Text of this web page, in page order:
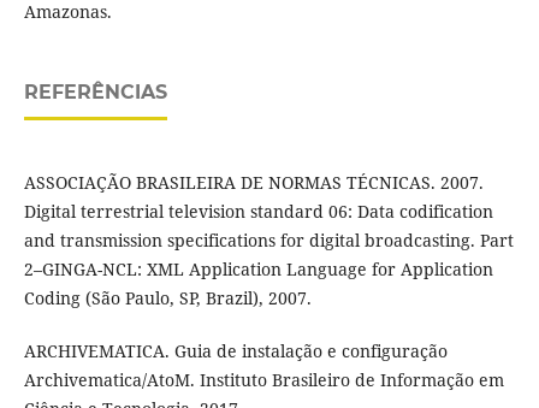
Amazonas.
REFERÊNCIAS
ASSOCIAÇÃO BRASILEIRA DE NORMAS TÉCNICAS. 2007.
Digital terrestrial television standard 06: Data codification
and transmission specifications for digital broadcasting. Part
2–GINGA-NCL: XML Application Language for Application
Coding (São Paulo, SP, Brazil), 2007.
ARCHIVEMATICA. Guia de instalação e configuração
Archivematica/AtoM. Instituto Brasileiro de Informação em